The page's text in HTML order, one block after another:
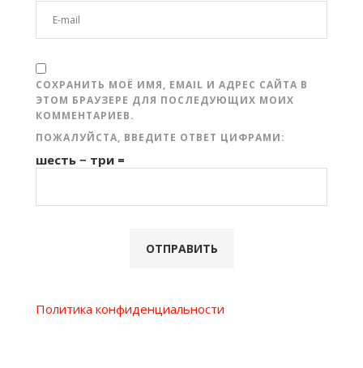
СОХРАНИТЬ МОЁ ИМЯ, EMAIL И АДРЕС САЙТА В
ЭТОМ БРАУЗЕРЕ ДЛЯ ПОСЛЕДУЮЩИХ МОИХ
КОММЕНТАРИЕВ.
ПОЖАЛУЙСТА, ВВЕДИТЕ ОТВЕТ ЦИФРАМИ:
шесть − три =
Политика конфиденциальности